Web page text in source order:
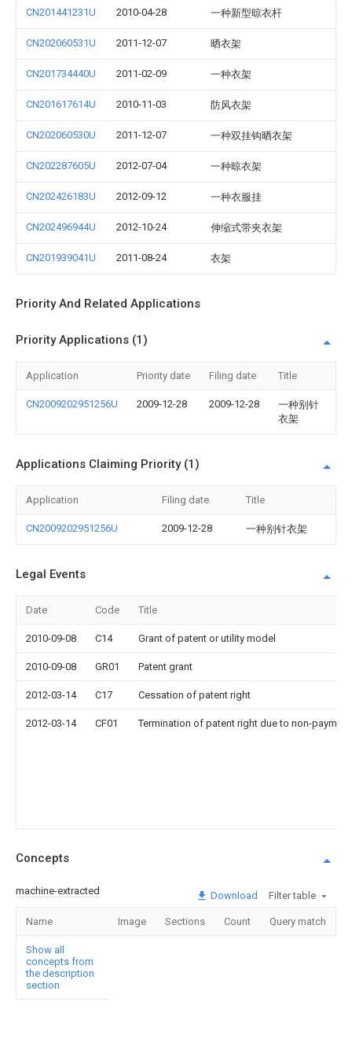
CN201441231U 2010-04-28 一种新型晾衣杆
CN202060531U 2011-12-07 晒衣架
CN201734440U 2011-02-09 一种衣架
CN201617614U 2010-11-03 防风衣架
CN202060530U 2011-12-07 一种双挂钩晒衣架
CN202287605U 2012-07-04 一种晾衣架
CN202426183U 2012-09-12 一种衣服挂
CN202496944U 2012-10-24 伸缩式带夹衣架
CN201939041U 2011-08-24 衣架
Priority And Related Applications
Priority Applications (1)
Application Priority date Filing date Title
CN2009202951256U 2009-12-28 2009-12-28
一种别针
衣架
Applications Claiming Priority (1)
Application Filing date Title
CN2009202951256U 2009-12-28 一种别针衣架
Legal Events
Date Code Title
2010-09-08 C14 Grant of patent or utility model
2010-09-08 GR01 Patent grant
2012-03-14 C17 Cessation of patent right
2012-03-14 CF01 Termination of patent right due to non-
Concepts
machine-extracted Download Filter table
Name Image Sections Count Query match
Show all
concepts from
the description
section